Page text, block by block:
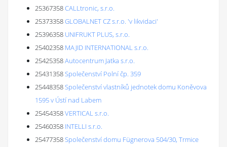
25367358CALLtronic, s.r.o.
25373358GLOBALNET CZ s.r.o. 'v likvidaci'
25396358 UNIFRUKT PLUS, s.r.o.
25402358 MAJID INTERNATIONAL s.r.o.
25425358Autocentrum Jatka s.r.o.
25431358Společenství Polní čp. 359
25448358Společenství vlastníků jednotek domu Koněvova
1595 v Ústí nad Labem
25454358VERTICAL s.r.o.
25460358 INTELLI s.r.o.
25477358Společenství domu Fügnerova 504/30, Trmice